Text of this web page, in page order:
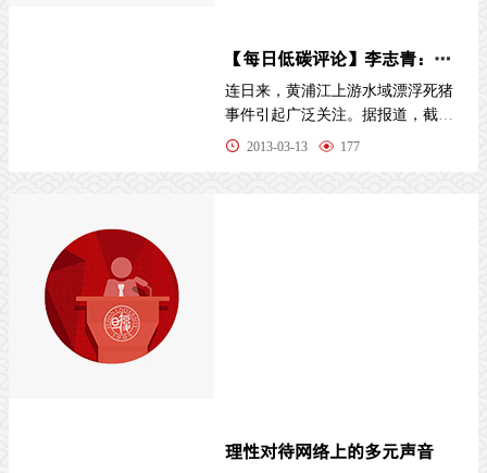
【每日低碳评论】李志青：死猪的价格困境
连日来，黄浦江上游水域漂浮死猪
事件引起广泛关注。据报道，截至
10日晚，上海松江、金山区水域已
2013-03-13 177
理性对待网络上的多元声音